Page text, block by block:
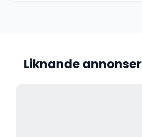
Liknande annonser